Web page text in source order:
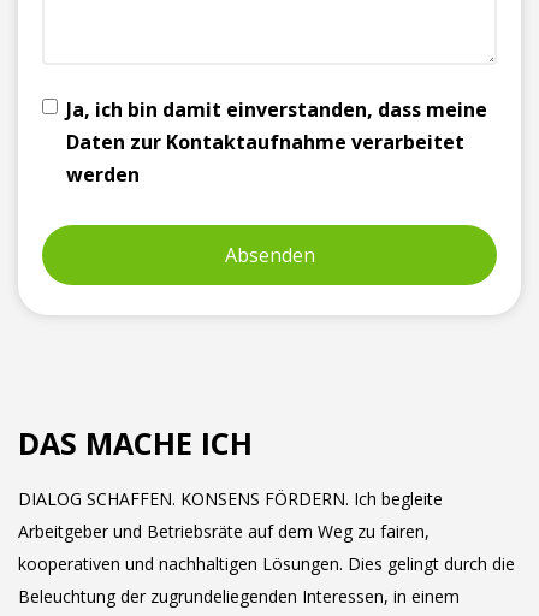
Ja, ich bin damit einverstanden, dass meine
Daten zur Kontaktaufnahme verarbeitet
werden
DAS MACHE ICH
DIALOG SCHAFFEN. KONSENS FÖRDERN. Ich begleite
Arbeitgeber und Betriebsräte auf dem Weg zu fairen,
kooperativen und nachhaltigen Lösungen. Dies gelingt durch die
Beleuchtung der zugrundeliegenden Interessen, in einem